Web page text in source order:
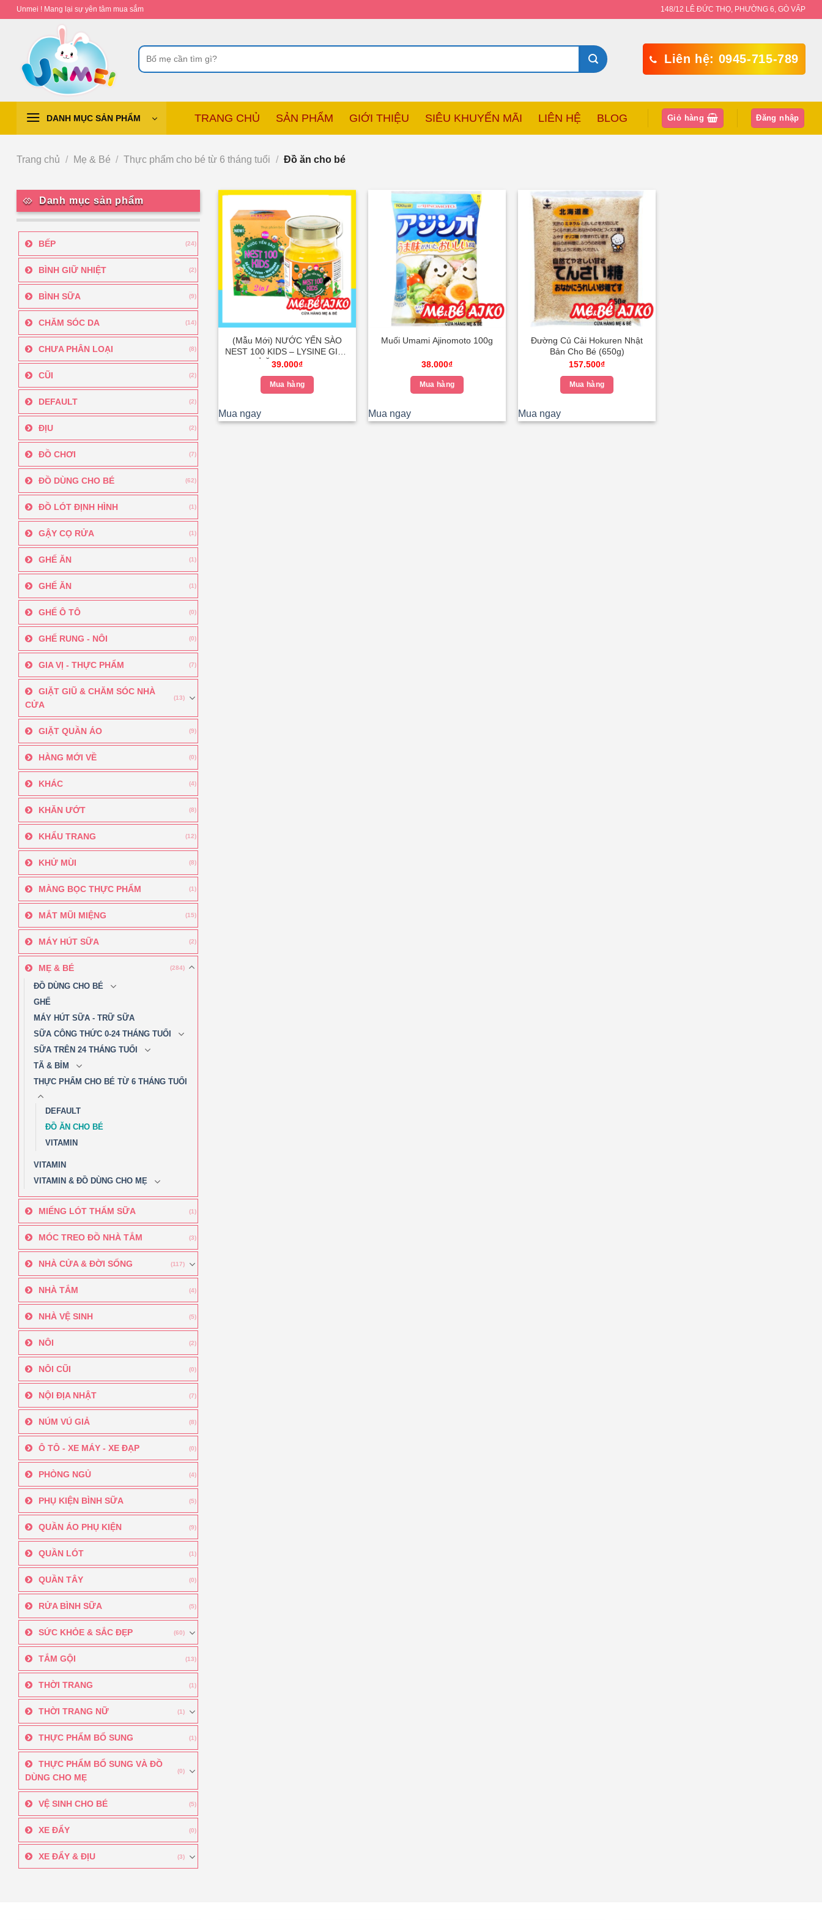
Chuyển
đến
Unmei ! Mang lại sự yên tâm mua sắm 148/12 LÊ ĐỨC THỌ, PHƯỜNG 6, GÒ VẤP
Tìm
kiếm:
Liên hệ: 0945-715-789
DANH MỤC SẢN PHẨM TRANG CHỦ SẢN PHẨM GIỚI THIỆU SIÊU KHUYẾN MÃI LIÊN HỆ BLOG Giỏ hàng Đăng nhập
Trang chủ / Mẹ & Bé / Thực phẩm cho bé từ 6 tháng tuổi / Đồ ăn cho bé
Danh mục sản phẩm
BẾP (24)
BÌNH GIỮ NHIỆT (2)
BÌNH SỮA (9)
CHĂM SÓC DA (14)
CHƯA PHÂN LOẠI (8)
CŨI (2)
DEFAULT (2)
ĐỊU (2)
ĐỒ CHƠI (7)
ĐỒ DÙNG CHO BÉ (62)
ĐỒ LÓT ĐỊNH HÌNH (1)
GẬY CỌ RỬA (1)
GHẾ ĂN (1)
GHẾ ĂN (1)
GHẾ Ô TÔ (0)
GHẾ RUNG - NÔI (0)
GIA VỊ - THỰC PHẨM (7)
GIẶT GIŨ & CHĂM SÓC NHÀ
CỬA
(13)
GIẶT QUẦN ÁO (9)
HÀNG MỚI VỀ (0)
KHÁC (4)
KHĂN ƯỚT (8)
KHẨU TRANG (12)
KHỬ MÙI (8)
MÀNG BỌC THỰC PHẨM (1)
MẮT MŨI MIỆNG (15)
MÁY HÚT SỮA (2)
MẸ & BÉ (284)
ĐỒ DÙNG CHO BÉ
GHẾ
MÁY HÚT SỮA - TRỮ SỮA
SỮA CÔNG THỨC 0-24 THÁNG TUỔI
SỮA TRÊN 24 THÁNG TUỔI
TÃ & BỈM
THỰC PHẨM CHO BÉ TỪ 6 THÁNG TUỔI
DEFAULT
ĐỒ ĂN CHO BÉ
VITAMIN
VITAMIN
VITAMIN & ĐỒ DÙNG CHO MẸ
MIẾNG LÓT THẤM SỮA (1)
MÓC TREO ĐỒ NHÀ TẮM (3)
NHÀ CỬA & ĐỜI SỐNG (117)
NHÀ TẮM (4)
NHÀ VỆ SINH (5)
NÔI (2)
NÔI CŨI (0)
NỘI ĐỊA NHẬT (7)
NÚM VÚ GIẢ (8)
Ô TÔ - XE MÁY - XE ĐẠP (0)
PHÒNG NGỦ (4)
PHỤ KIỆN BÌNH SỮA (5)
QUẦN ÁO PHỤ KIỆN (9)
QUẦN LÓT (1)
QUẦN TÂY (0)
RỬA BÌNH SỮA (5)
SỨC KHỎE & SẮC ĐẸP (60)
TẮM GỘI (13)
THỜI TRANG (1)
THỜI TRANG NỮ (1)
THỰC PHẨM BỔ SUNG (1)
THỰC PHẨM BỔ SUNG VÀ ĐỒ
DÙNG CHO MẸ
(0)
VỆ SINH CHO BÉ (5)
XE ĐẨY (0)
XE ĐẨY & ĐỊU (3)
(Mẫu Mới) NƯỚC YẾN SÀO
NEST 100 KIDS – LYSINE GIÚP
TRẺ ĂN NGON 70ML
39.000₫
Mua hàng
Mua ngay
Muối Umami Ajinomoto 100g
38.000₫
Mua hàng
Mua ngay
Đường Củ Cải Hokuren Nhật
Bản Cho Bé (650g)
157.500₫
Mua hàng
Mua ngay